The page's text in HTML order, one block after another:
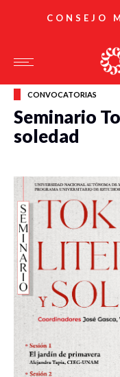
CONSEJO
CONVOCATORIAS
Seminario
soledad